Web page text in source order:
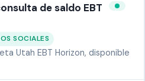
de saldo EBT
SOCIALES
Utah EBT Horizon, disponible